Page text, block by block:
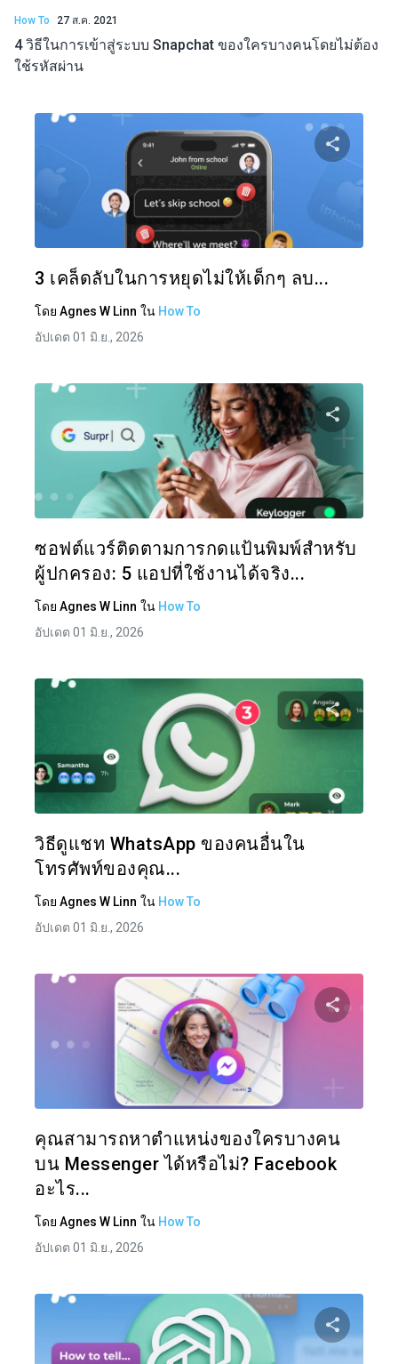
How To 27 ส.ค. 2021
4 วิธีในการเข้าสู่ระบบ Snapchat ของใครบางคนโดยไม่ต้อง
ใช้รหัสผ่าน
แบ่ง
3 เคล็ดลับในการหยุดไม่ให้เด็กๆ ลบ...
โดย Agnes W Linn ใน How To
อัปเดต 01 มิ.ย., 2026
ซอฟต์แวร์ติดตามการกดแป้นพิมพ์สำหรับ
ผู้ปกครอง: 5 แอปที่ใช้งานได้จริง...
โดย Agnes W Linn ใน How To
อัปเดต 01 มิ.ย., 2026
วิธีดูแชท WhatsApp ของคนอื่นใน
โทรศัพท์ของคุณ...
โดย Agnes W Linn ใน How To
อัปเดต 01 มิ.ย., 2026
คุณสามารถหาตำแหน่งของใครบางคน
บน Messenger ได้หรือไม่? Facebook
อะไร...
โดย Agnes W Linn ใน How To
อัปเดต 01 มิ.ย., 2026